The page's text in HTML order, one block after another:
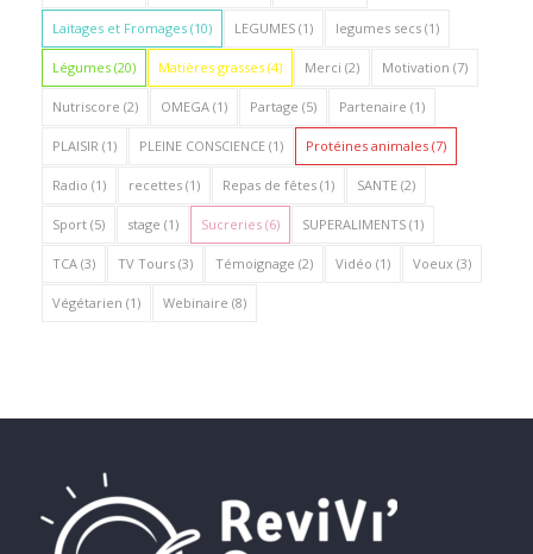
Laitages et Fromages(10) LEGUMES(1) legumes secs(1)
Légumes(20) Matières grasses(4) Merci (2) Motivation (7)
Nutriscore (2) OMEGA(1) Partage (5) Partenaire (1)
PLAISIR (1) PLEINE CONSCIENCE(1) Protéines animales(7)
Radio (1) recettes(1) Repas de fêtes(1) SANTE(2)
Sport(5) stage (1) Sucreries(6) SUPERALIMENTS(1)
TCA(3) TV Tours(3) Témoignage (2) Vidéo (1) Voeux (3)
Végétarien (1) Webinaire (8)